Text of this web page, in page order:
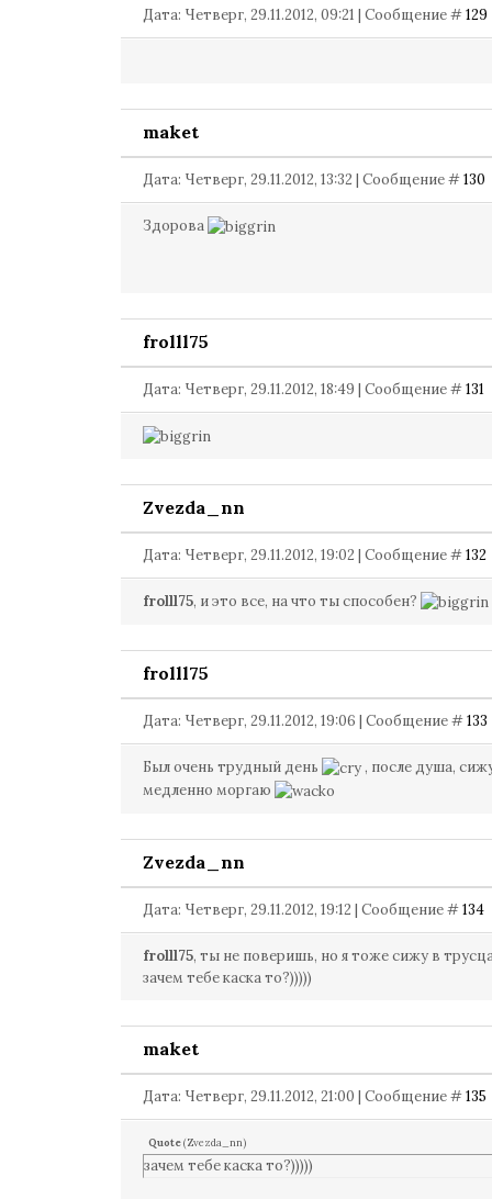
Дата: Четверг, 29.11.2012, 09:21 | Сообщение #129
maket
Дата: Четверг, 29.11.2012, 13:32 | Сообщение #130
Здорова
frolll75
Дата: Четверг, 29.11.2012, 18:49 | Сообщение #131
Zvezda_nn
Дата: Четверг, 29.11.2012, 19:02 | Сообщение #132
frolll75, и это все, на что ты способен?
frolll75
Дата: Четверг, 29.11.2012, 19:06 | Сообщение #133
Был очень трудный день
, после душа,
медленно моргаю
Zvezda_nn
Дата: Четверг, 29.11.2012, 19:12 | Сообщение #134
frolll75, ты не поверишь, но я тоже сижу в
зачем тебе каска то?)))))
maket
Дата: Четверг, 29.11.2012, 21:00 | Сообщение #135
Quote(Zvezda_nn)
зачем тебе каска то?)))))